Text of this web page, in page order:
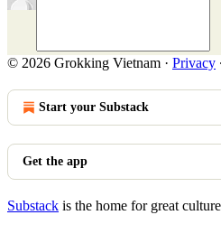
© 2026 Grokking Vietnam · Privacy ∙
Start your Substack
Get the app
Substack is the home for great culture